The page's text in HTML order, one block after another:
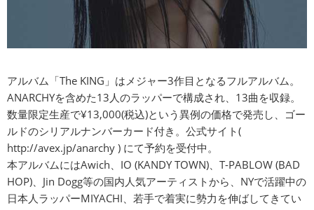
アルバム「The KING」はメジャー3作目となるフルアルバム。
ANARCHYを含めた13人のラッパーで構成され、13曲を収録。
数量限定生産で¥13,000(税込)という異例の価格で発売し、ゴー
ルドのシリアルナンバーカード付き。公式サイト(
http://avex.jp/anarchy ) にて予約を受付中。
本アルバムにはAwich、IO (KANDY TOWN)、T-PABLOW (BAD
HOP)、Jin Dogg等の国内人気アーティストから、NYで活躍中の
日本人ラッパーMIYACHI、若手で着実に勢力を伸ばしてきてい